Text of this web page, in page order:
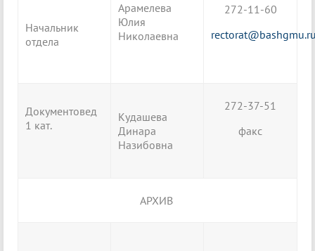
Начальник
отдела
Арамелева
Юлия
Николаевна
272-11-60
Документовед
1 кат.
Кудашева
Динара
Назибовна
272-37-51
факс
АРХИВ